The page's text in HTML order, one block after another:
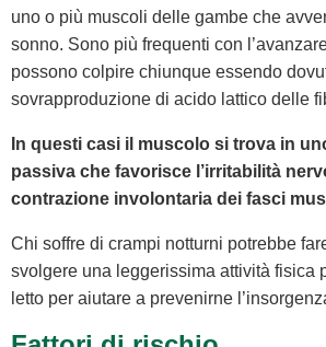
uno o più muscoli delle gambe che
sonno. Sono più frequenti con
possono colpire chiunque essendo
sovrapproduzione di acido lattico delle
In questi casi il muscolo si trova in
passiva che favorisce l’irritabilità
contrazione involontaria dei fasci
Chi soffre di crampi notturni potrebbe
svolgere una leggerissima attività fisica
letto per aiutare a prevenirne